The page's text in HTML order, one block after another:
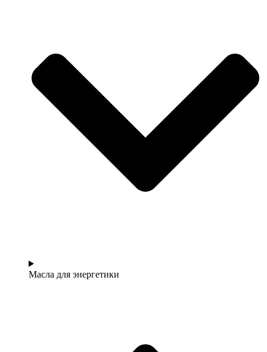
Масла для энергетики